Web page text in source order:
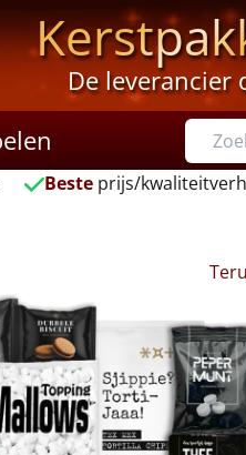
De leverancier
Besteprijs/